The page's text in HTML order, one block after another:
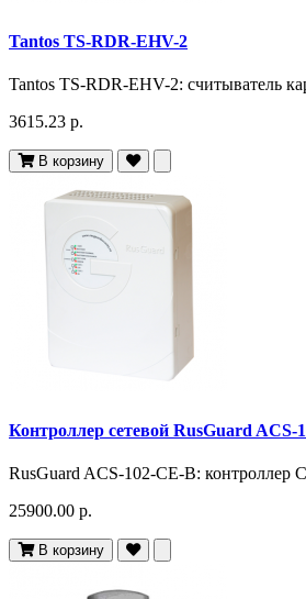
Tantos TS-RDR-EHV-2
Tantos TS-RDR-EHV-2: считыватель
3615.23 р.
В корзину
Контроллер сетевой RusGuard ACS-
RusGuard ACS-102-CE-B: контроллер
25900.00 р.
В корзину